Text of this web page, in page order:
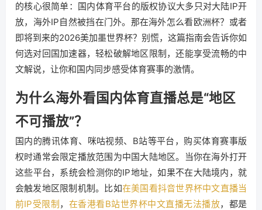
的核心很简单：国内体育平台的版权协议大多只对大陆IP开
放，海外IP自然被挡在门外。那在海外怎么看欧洲杯？或者
即将到来的2026美加墨世界杯？别慌，这篇指南会告诉你如
何选对回国加速器，轻松破解地区限制，还能享受流畅的中
文解说，让你和国内同步感受体育赛事的激情。
为什么海外看国内体育直播总是“地区
不可播放”？
国内的腾讯体育、咪咕视频、B站等平台，购买体育赛事版
权时通常会限定播放范围为中国大陆地区。当你在海外打开
这些平台，系统会检测你的IP地址，如果不在大陆境内，就
会触发地区限制机制。比如在美国看抖音世界杯中文直播当
前IP受限制， 在香港看B站世界杯中文直播无法播放，都是